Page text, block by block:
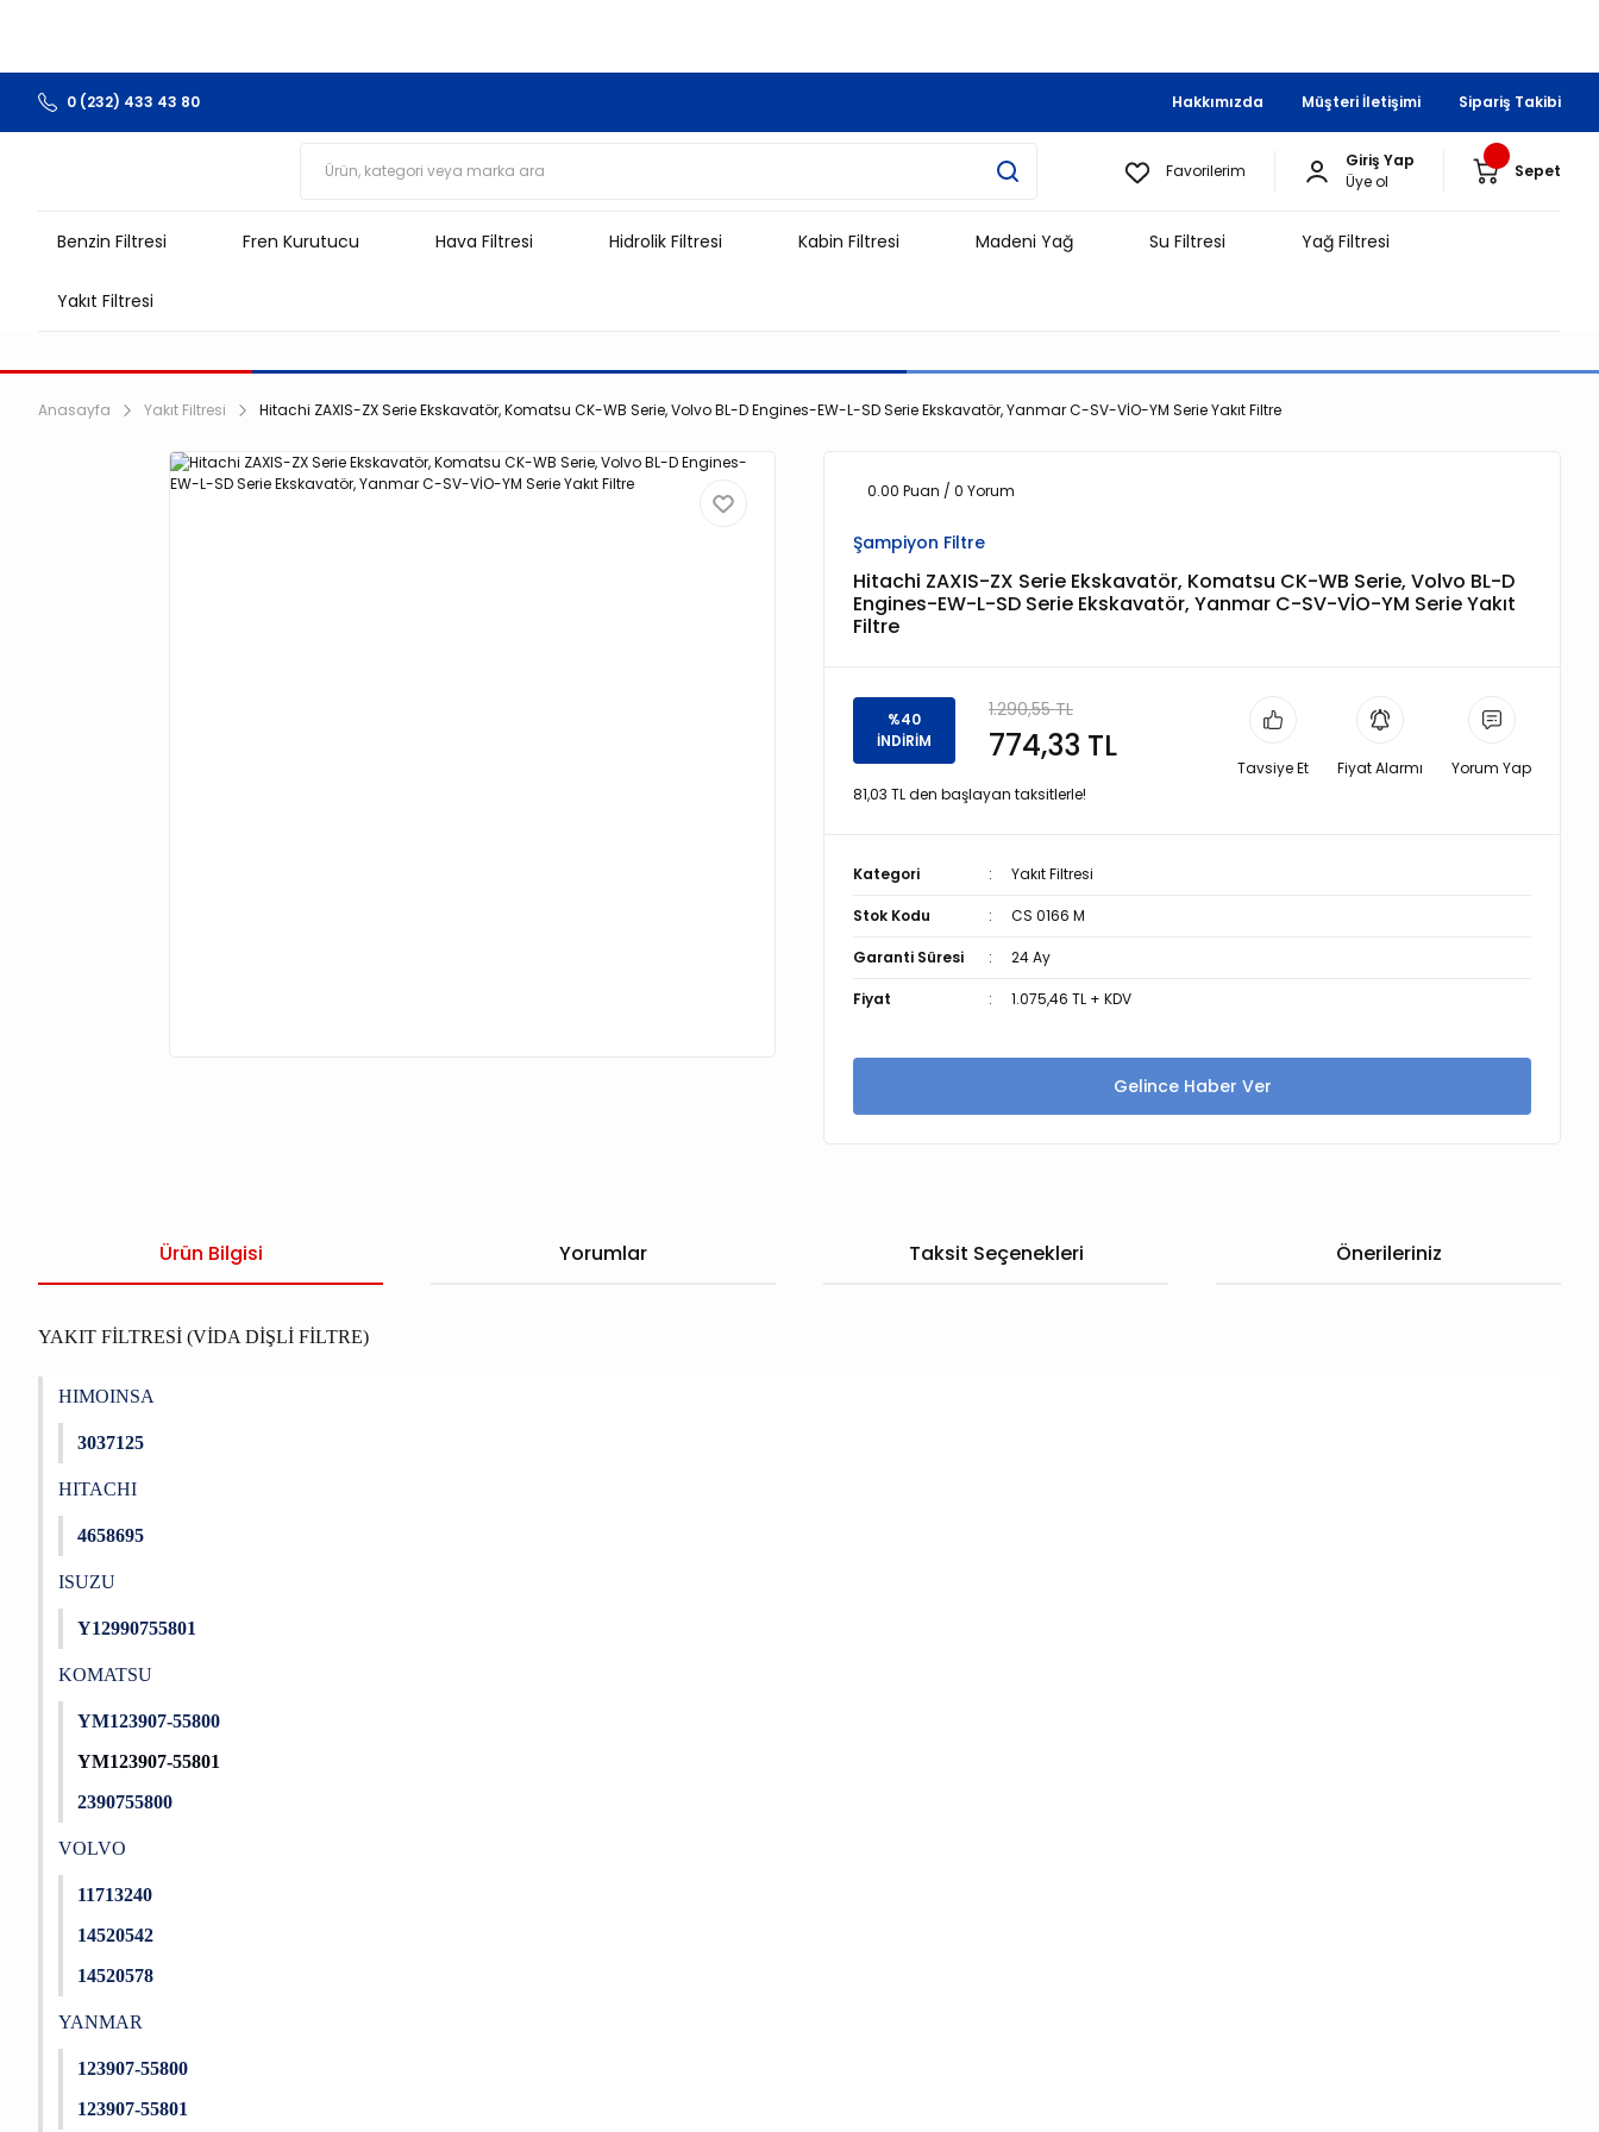
0 (232) 433 43 80 Hakkımızda Müşteri İletişimi Sipariş Takibi
Favorilerim
Giriş Yap
Üye ol
Sepet
Benzin Filtresi Fren Kurutucu Hava Filtresi Hidrolik Filtresi Kabin Filtresi Madeni Yağ Su Filtresi Yağ Filtresi
Yakıt Filtresi
Anasayfa Yakıt Filtresi Hitachi ZAXIS-ZX Serie Ekskavatör, Komatsu CK-WB Serie, Volvo BL-D Engines-EW-L-SD Serie Ekskavatör, Yanmar C-SV-VİO-YM Serie Yakıt Filtre
0.00 Puan / 0 Yorum
Şampiyon Filtre
Hitachi ZAXIS-ZX Serie Ekskavatör, Komatsu CK-WB Serie, Volvo BL-D
Engines-EW-L-SD Serie Ekskavatör, Yanmar C-SV-VİO-YM Serie Yakıt
Filtre
%40
İNDİRİM
1.290,55 TL
774,33 TL
81,03 TL den başlayan taksitlerle!
Tavsiye Et Fiyat Alarmı Yorum Yap
Kategori Yakıt Filtresi
Stok Kodu CS 0166 M
Garanti Süresi 24 Ay
Fiyat 1.075,46 TL + KDV
Gelince Haber Ver
Ürün Bilgisi Yorumlar Taksit Seçenekleri Önerileriniz
YAKIT FİLTRESİ (VİDA DİŞLİ FİLTRE)
HIMOINSA
3037125
HITACHI
4658695
ISUZU
Y12990755801
KOMATSU
YM123907-55800
YM123907-55801
2390755800
VOLVO
11713240
14520542
14520578
YANMAR
123907-55800
123907-55801